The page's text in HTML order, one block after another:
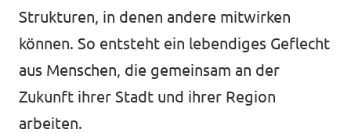
Strukturen, in denen andere mitwirken
können. So entsteht ein lebendiges Geflecht
aus Menschen, die gemeinsam an der
Zukunft ihrer Stadt und ihrer Region
arbeiten.